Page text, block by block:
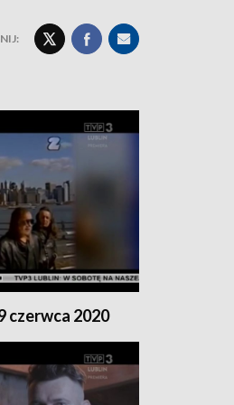
czerwca 2020